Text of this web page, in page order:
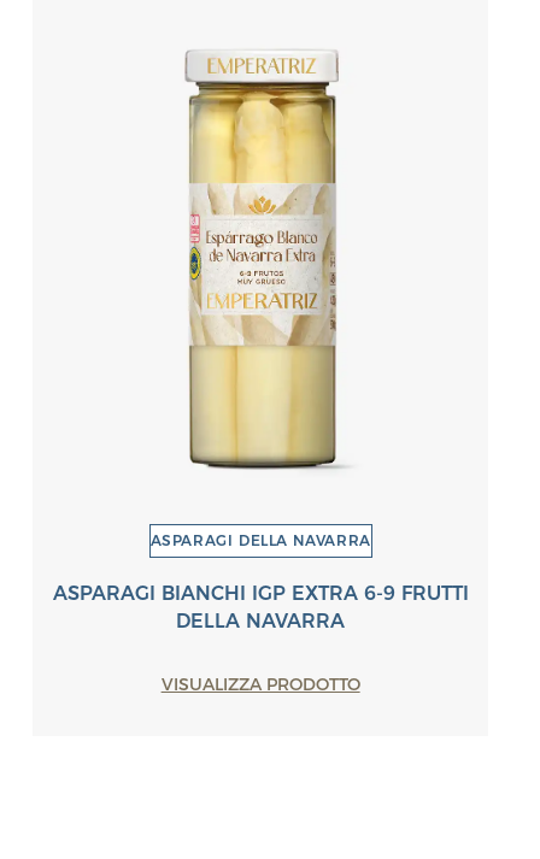
ASPARAGI DELLA NAVARRA
ASPARAGI BIANCHI IGP EXTRA 6-9 FRUTTI
DELLA NAVARRA
VISUALIZZA PRODOTTO